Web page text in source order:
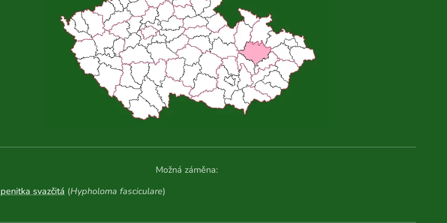
Možná záměna:
svazčitá (Hypholoma fasciculare)